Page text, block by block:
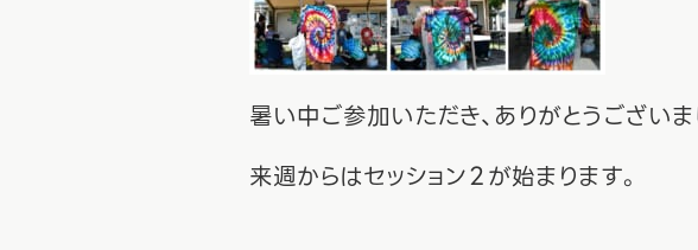
暑い中ご参加いただき、ありがとうございま
来週からはセッション２が始まります。